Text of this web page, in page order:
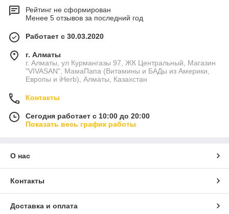
Рейтинг не сформирован
Менее 5 отзывов за последний год
Работает с 30.03.2020
г. Алматы
г. Алматы, ул Курмангазы 97, ЖК Центральный, Магазин
"VIVASAN", МамаПапа (Витамины и БАДы из Америки,
Европы и iHerb), Алматы, Казахстан
Контакты
Сегодня работает с 10:00 до 20:00
Показать весь график работы
О нас
Контакты
Доставка и оплата